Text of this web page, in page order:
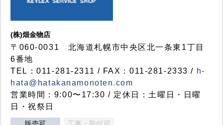
(株)畑金物店
〒060-0031 北海道札幌市中央区北一条東1丁目
6番地
TEL：011-281-2311 / FAX：011-281-2333 / h-
hata@hatakanamonoten.com
営業時間：9:00〜17:30 / 定休日：土曜日・日曜
日・祝祭日